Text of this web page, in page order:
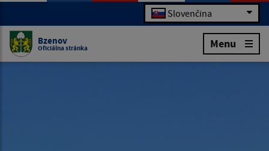
Slovenčina
Bzenov
Oficiálna stránka Menu